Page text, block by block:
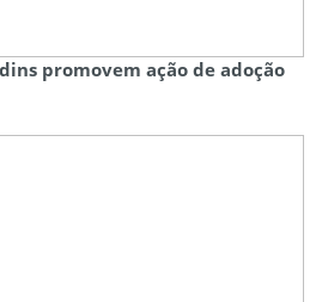
promovem ação de adoção